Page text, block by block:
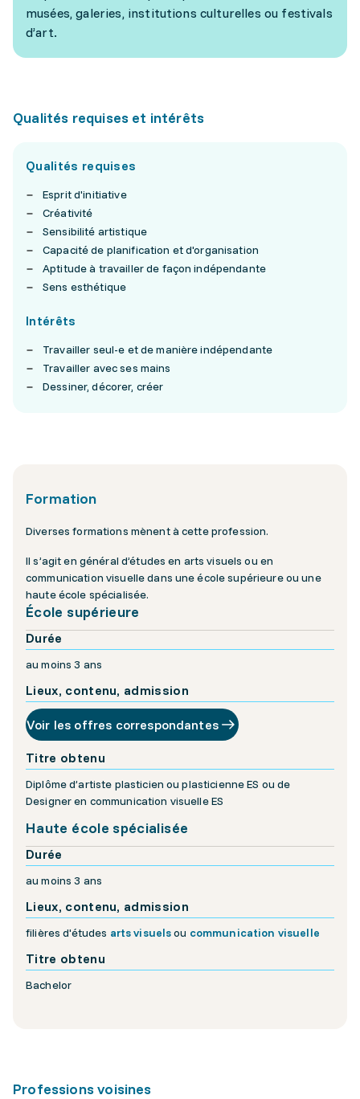
musées, galeries, institutions culturelles ou festivals
d’art.
Qualités requises et intérêts
Qualités requises
Esprit d'initiative
Créativité
Sensibilité artistique
Capacité de planification et d'organisation
Aptitude à travailler de façon indépendante
Sens esthétique
Intérêts
Travailler seul-e et de manière indépendante
Travailler avec ses mains
Dessiner, décorer, créer
Formation
Diverses formations mènent à cette profession.
Il s’agit en général d’études en arts visuels ou en
communication visuelle dans une école supérieure ou une
haute école spécialisée.
École supérieure
Durée
au moins 3 ans
Lieux, contenu, admission
Voir les offres correspondantes
Titre obtenu
Diplôme d’artiste plasticien ou plasticienne ES ou de
Designer en communication visuelle ES
Haute école spécialisée
Durée
au moins 3 ans
Lieux, contenu, admission
filières d'études arts visuelsou communication visuelle
Titre obtenu
Bachelor
Professions voisines